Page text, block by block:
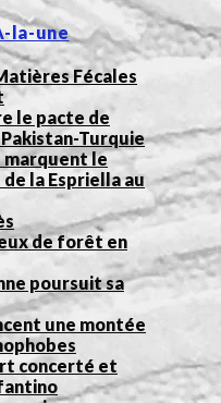
la-une
Fécales
le pacte de
Turquie
marquent le
la Espriella au
de forêt en
poursuit sa
une montée
concerté et